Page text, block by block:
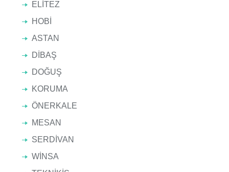
ELİTEZ
HOBİ
ASTAN
DİBAŞ
DOĞUŞ
KORUMA
ÖNERKALE
MESAN
SERDİVAN
WİNSA